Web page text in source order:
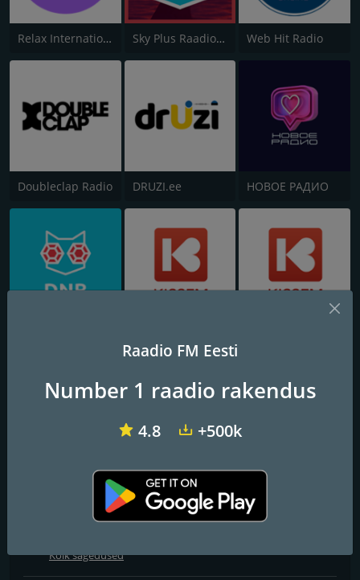
Relax International Sky Plus Raadio - Dance Web Hit Radio
Doubleclap Radio DRUZI.ee НОВОЕ РАДИО
XFM
: 94.4 FM
: 101.0 FM
: 92.7 FM
Kõik sagedused
Raadio FM Eesti
Number 1 raadio rakendus
4.8 +500k